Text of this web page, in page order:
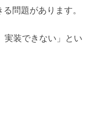
問題があります。
実装できない」とい